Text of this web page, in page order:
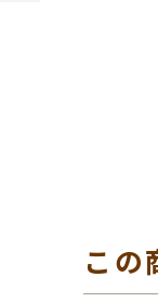
この